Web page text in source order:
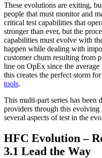
These evolutions are exiting,
people that must monitor and
critical test capabilities that
stronger than ever, but the
capabilities must evolve with
happen while dealing with
customer churn resulting from
line on OpEx since the
this creates the perfect storm for
tools.
This multi-part series has been
providers through this
several aspects of test in the
HFC Evolution –
3.1 Lead the Way